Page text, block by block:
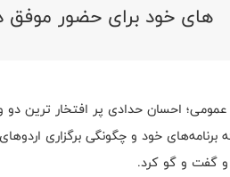
های خود برای حضور موفق
عمومی؛ احسان حدادی پر افتخار ترین
برنامه‌های خود و چگونگی برگزاری‌
گفت و گو کرد.